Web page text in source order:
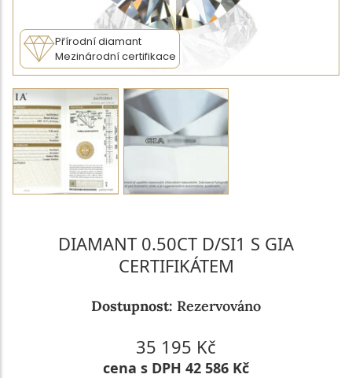
Přírodní diamant
Mezinárodní certifikace
DIAMANT 0.50CT D/SI1 S GIA
CERTIFIKÁTEM
Dostupnost: Rezervováno
35 195 Kč
cena s DPH 42 586 Kč